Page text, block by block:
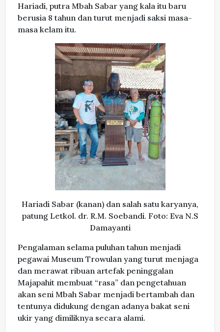
Hariadi, putra Mbah Sabar yang kala itu baru
berusia 8 tahun dan turut menjadi saksi masa-
masa kelam itu.
Hariadi Sabar (kanan) dan salah satu karyanya,
patung Letkol. dr. R.M. Soebandi. Foto: Eva N.S
Damayanti
Pengalaman selama puluhan tahun menjadi
pegawai Museum Trowulan yang turut menjaga
dan merawat ribuan artefak peninggalan
Majapahit membuat “rasa” dan pengetahuan
akan seni Mbah Sabar menjadi bertambah dan
tentunya didukung dengan adanya bakat seni
ukir yang dimiliknya secara alami.